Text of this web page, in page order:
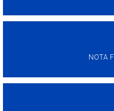
NOTA